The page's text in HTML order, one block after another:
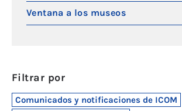
Ventana a los museos
Filtrar por
Comunicados y notificaciones de ICOM